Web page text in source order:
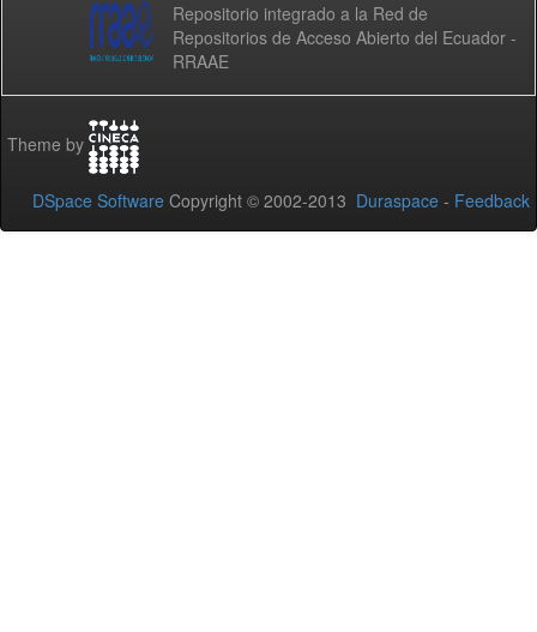
Repositorio integrado a la Red de
Repositorios de Acceso Abierto del Ecuador -
RRAAE
Theme by
DSpace Software Copyright © 2002-2013 Duraspace - Feedback